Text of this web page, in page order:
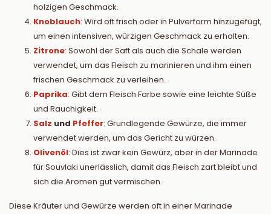
holzigen Geschmack.
Knoblauch: Wird oft frisch oder in Pulverform hinzugefügt,
um einen intensiven, würzigen Geschmack zu erhalten.
Zitrone: Sowohl der Saft als auch die Schale werden
verwendet, um das Fleisch zu marinieren und ihm einen
frischen Geschmack zu verleihen.
Paprika: Gibt dem Fleisch Farbe sowie eine leichte Süße
und Rauchigkeit.
Salz und Pfeffer: Grundlegende Gewürze, die immer
verwendet werden, um das Gericht zu würzen.
Olivenöl: Dies ist zwar kein Gewürz, aber in der Marinade
für Souvlaki unerlässlich, damit das Fleisch zart bleibt und
sich die Aromen gut vermischen.
Diese Kräuter und Gewürze werden oft in einer Marinade